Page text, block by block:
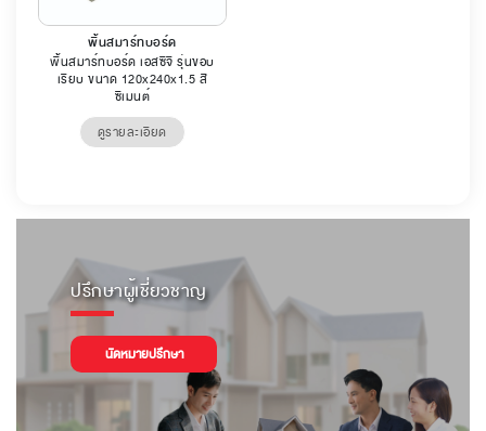
พื้นสมาร์ทบอร์ด
พื้นสมาร์ทบอร์ด เอสซีจี รุ่นขอบ
เรียบ ขนาด 120x240x1.5 สี
ซีเมนต์
ดูรายละเอียด
ปรึกษาผู้เชี่ยวชาญ
นัดหมายปรึกษา